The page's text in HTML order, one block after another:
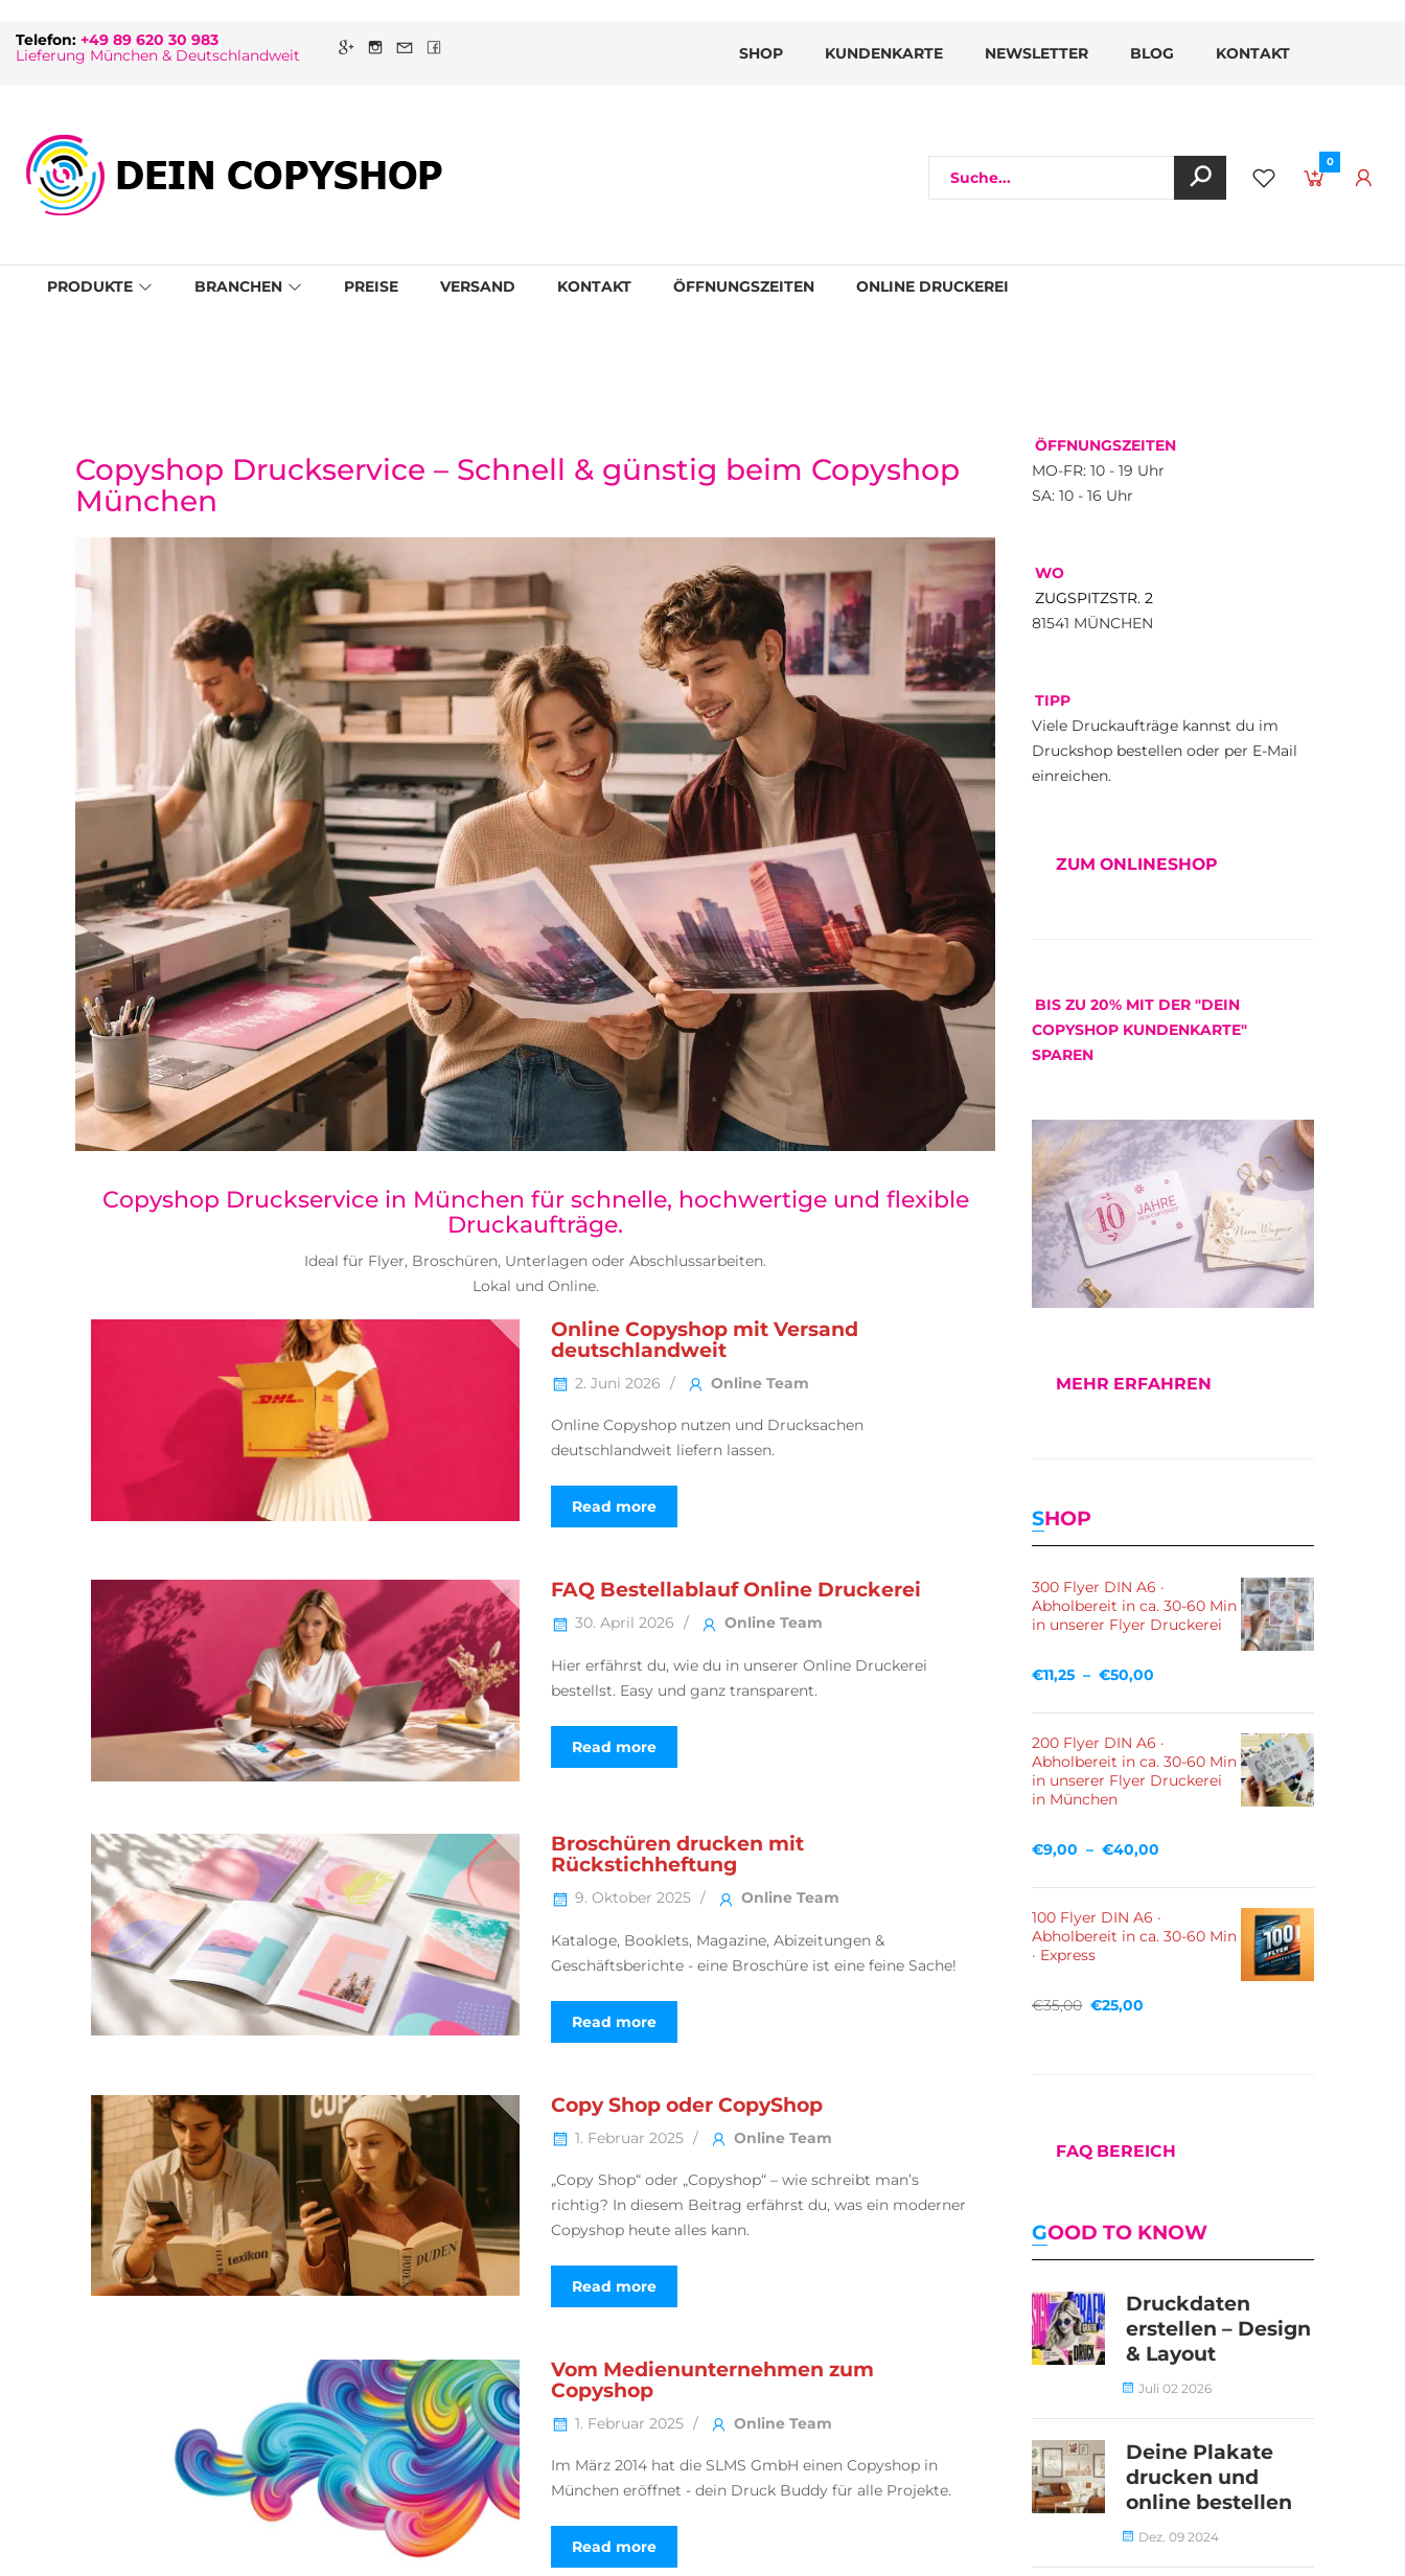
Telefon: +49 89 620 30 983
Lieferung München & Deutschlandweit
SHOP KUNDENKARTE NEWSLETTER BLOG KONTAKT
0
PRODUKTE BRANCHEN PREISE VERSAND KONTAKT ÖFFNUNGSZEITEN ONLINE DRUCKEREI
Copyshop Druckservice – Schnell & günstig beim Copyshop
München
Copyshop Druckservice in München für schnelle, hochwertige und flexible
Druckaufträge.
Ideal für Flyer, Broschüren, Unterlagen oder Abschlussarbeiten.
Lokal und Online.
Online Copyshop mit Versand
deutschlandweit
2. Juni 2026 Online Team
Online Copyshop nutzen und Drucksachen
deutschlandweit liefern lassen.
Read more
FAQ Bestellablauf Online Druckerei
30. April 2026 Online Team
Hier erfährst du, wie du in unserer Online Druckerei
bestellst. Easy und ganz transparent.
Read more
Broschüren drucken mit
Rückstichheftung
9. Oktober 2025 Online Team
Kataloge, Booklets, Magazine, Abizeitungen &
Geschäftsberichte - eine Broschüre ist eine feine Sache!
Read more
Copy Shop oder CopyShop
1. Februar 2025 Online Team
„Copy Shop“ oder „Copyshop“ – wie schreibt man’s
richtig? In diesem Beitrag erfährst du, was ein moderner
Copyshop heute alles kann.
Read more
Vom Medienunternehmen zum
Copyshop
1. Februar 2025 Online Team
Im März 2014 hat die SLMS GmbH einen Copyshop in
München eröffnet - dein Druck Buddy für alle Projekte.
Read more
ÖFFNUNGSZEITEN
MO-FR: 10 - 19 Uhr
SA: 10 - 16 Uhr
WO
ZUGSPITZSTR. 2
81541 MÜNCHEN
TIPP
Viele Druckaufträge kannst du im
Druckshop bestellen oder per E-Mail
einreichen.
ZUM ONLINESHOP
BIS ZU 20% MIT DER "DEIN
COPYSHOP KUNDENKARTE"
SPAREN
MEHR ERFAHREN
SHOP
300 Flyer DIN A6 ·
Abholbereit in ca. 30-60 Min
in unserer Flyer Druckerei
€11,25 – €50,00
200 Flyer DIN A6 ·
Abholbereit in ca. 30-60 Min
in unserer Flyer Druckerei
in München
€9,00 – €40,00
100 Flyer DIN A6 ·
Abholbereit in ca. 30-60 Min
· Express
€35,00 €25,00
FAQ BEREICH
GOOD TO KNOW
Druckdaten
erstellen – Design
& Layout
Juli 02 2026
Deine Plakate
drucken und
online bestellen
Dez. 09 2024